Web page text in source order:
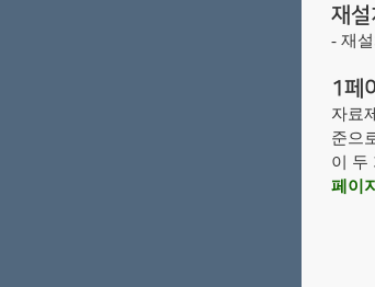
재
- 재
1페
자료
준으
이 두
페이